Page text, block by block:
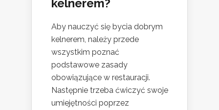
kelnerem?
Aby nauczyć się bycia dobrym
kelnerem, należy przede
wszystkim poznać
podstawowe zasady
obowiązujące w restauracji.
Następnie trzeba ćwiczyć swoje
umiejętności poprzez